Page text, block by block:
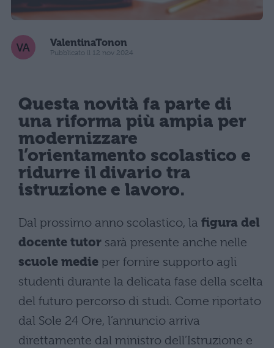
ValentinaTonon
Pubblicato il 12 nov 2024
Questa novità fa parte di
una riforma più ampia per
modernizzare
l’orientamento scolastico e
ridurre il divario tra
istruzione e lavoro.
Dal prossimo anno scolastico, la figura del
docente tutor sarà presente anche nelle
scuole medie per fornire supporto agli
studenti durante la delicata fase della scelta
del futuro percorso di studi. Come riportato
dal Sole 24 Ore, l’annuncio arriva
direttamente dal ministro dell’Istruzione e